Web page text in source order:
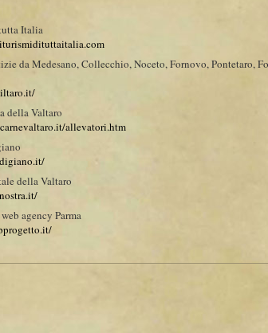
Italia
da Medesano, Collecchio, Noceto, Fornovo, Pontetaro,
della Valtaro
allevatori.htm
della Valtaro
agency Parma